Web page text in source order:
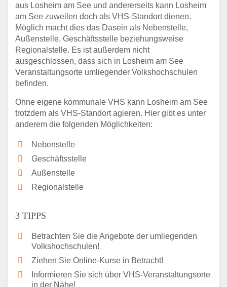
aus Losheim am See und andererseits kann Losheim
am See zuweilen doch als VHS-Standort dienen.
Möglich macht dies das Dasein als Nebenstelle,
Außenstelle, Geschäftsstelle beziehungsweise
Regionalstelle. Es ist außerdem nicht
ausgeschlossen, dass sich in Losheim am See
Veranstaltungsorte umliegender Volkshochschulen
befinden.
Ohne eigene kommunale VHS kann Losheim am See
trotzdem als VHS-Standort agieren. Hier gibt es unter
anderem die folgenden Möglichkeiten:
Nebenstelle
Geschäftsstelle
Außenstelle
Regionalstelle
3 TIPPS
Betrachten Sie die Angebote der umliegenden
Volkshochschulen!
Ziehen Sie Online-Kurse in Betracht!
Informieren Sie sich über VHS-Veranstaltungsorte
in der Nähe!